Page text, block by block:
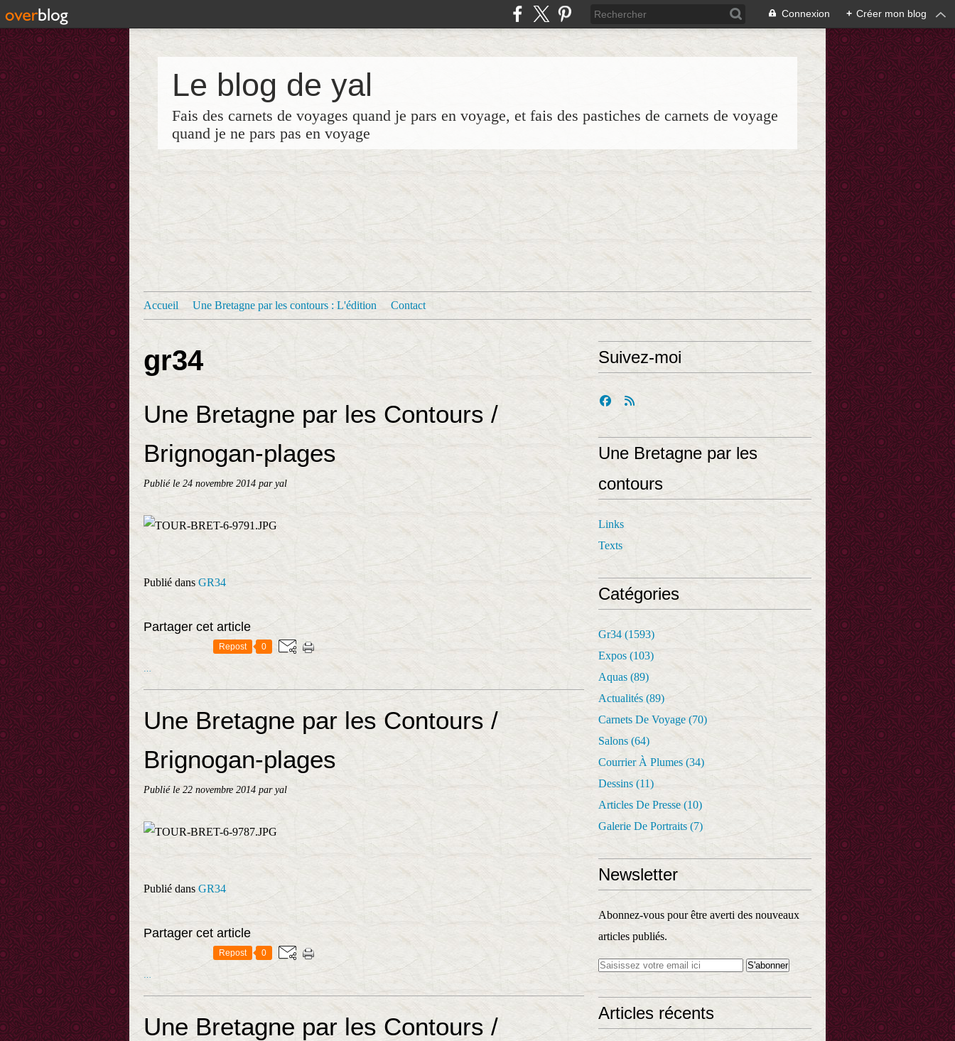
Connexion + Créer mon blog
Le blog de yal
Fais des carnets de voyages quand je pars en voyage, et fais des pastiches de carnets de voyage
quand je ne pars pas en voyage
Accueil Une Bretagne par les contours : L'édition Contact
gr34
Une Bretagne par les Contours /
Brignogan-plages
Publié le 24 novembre 2014 par yal
Publié dans GR34
Partager cet article
Repost 0
Une Bretagne par les Contours /
Brignogan-plages
Publié le 22 novembre 2014 par yal
Publié dans GR34
Partager cet article
Repost 0
Une Bretagne par les Contours /
Suivez-moi
Une Bretagne par les
contours
Links
Texts
Catégories
Gr34 (1593)
Expos (103)
Aquas (89)
Actualités (89)
Carnets De Voyage (70)
Salons (64)
Courrier À Plumes (34)
Dessins (11)
Articles De Presse (10)
Galerie De Portraits (7)
Newsletter
Abonnez-vous pour être averti des nouveaux
articles publiés.
Articles récents